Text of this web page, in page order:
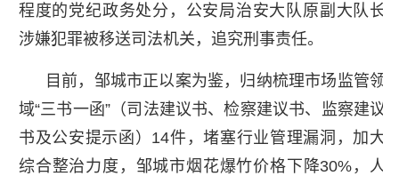
程度的党纪政务处分，公安局治安大队原副大队长
涉嫌犯罪被移送司法机关，追究刑事责任。
目前，邹城市正以案为鉴，归纳梳理市场监管领
域“三书一函”（司法建议书、检察建议书、监察建议
书及公安提示函）14件，堵塞行业管理漏洞，加大
综合整治力度，邹城市烟花爆竹价格下降30%，人